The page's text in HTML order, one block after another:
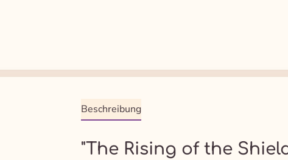
Beschreibung
"The Rising of the